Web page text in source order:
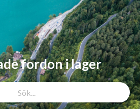
fordon i lager